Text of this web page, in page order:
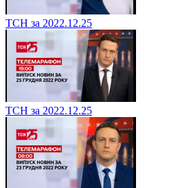
ТСН за 2022.12.25
ТСН за 2022.12.25